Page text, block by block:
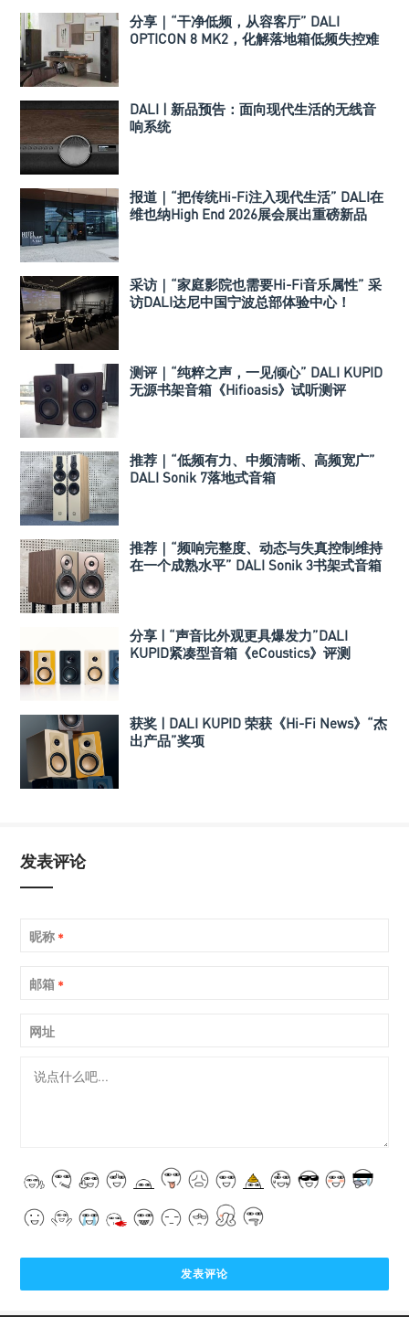
分享｜“干净低频，从容客厅” DALI
OPTICON 8 MK2，化解落地箱低频失控难
DALI | 新品预告：面向现代生活的无线音
响系统
报道｜“把传统Hi-Fi注入现代生活” DALI在
维也纳High End 2026展会展出重磅新品
采访｜“家庭影院也需要Hi-Fi音乐属性” 采
访DALI达尼中国宁波总部体验中心！
测评｜“纯粹之声，一见倾心” DALI KUPID
无源书架音箱《Hifioasis》试听测评
推荐｜“低频有力、中频清晰、高频宽广”
DALI Sonik 7落地式音箱
推荐｜“频响完整度、动态与失真控制维持
在一个成熟水平” DALI Sonik 3书架式音箱
分享 | “声音比外观更具爆发力”DALI
KUPID紧凑型音箱《eCoustics》评测
获奖 | DALI KUPID 荣获《Hi-Fi News》“杰
出产品”奖项
发表评论
昵称 *
邮箱 *
网址